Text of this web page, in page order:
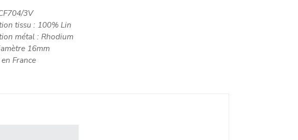
: CCF704/3V
tissu : 100% Lin
métal : Rhodium
16mm
France